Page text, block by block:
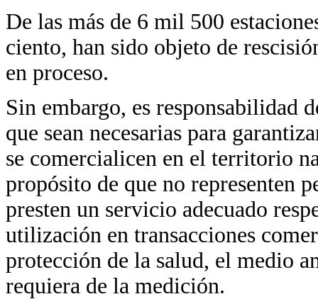
De las más de 6 mil 500
ciento, han sido objeto de
en proceso.
Sin embargo, es responsabilidad
que sean necesarias para
se comercialicen en el territorio
propósito de que no representen
presten un servicio adecuado
utilización en transacciones
protección de la salud, el medio
requiera de la medición.